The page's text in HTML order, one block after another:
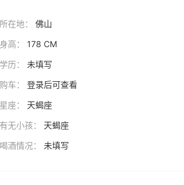
所在地：
佛山
身高：
178 CM
学历：
未填写
购车：
登录后可查看
星座：
天蝎座
有无小孩：
天蝎座
喝酒情况：
未填写